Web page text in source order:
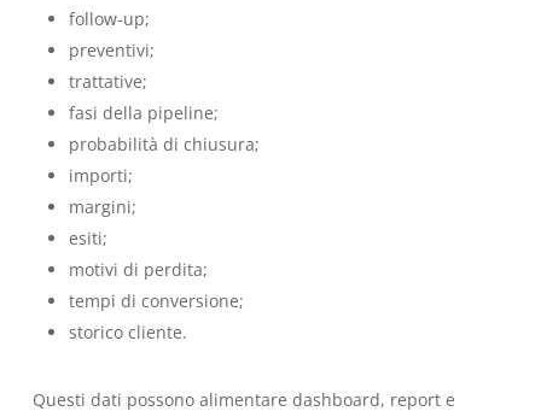
follow-up;
preventivi;
trattative;
fasi della pipeline;
probabilità di chiusura;
importi;
margini;
esiti;
motivi di perdita;
tempi di conversione;
storico cliente.
Questi dati possono alimentare dashboard, report e